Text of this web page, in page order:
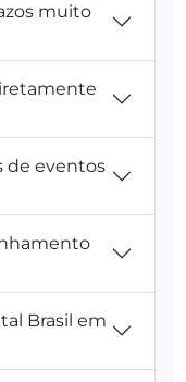
muito
de eventos
Brasil em